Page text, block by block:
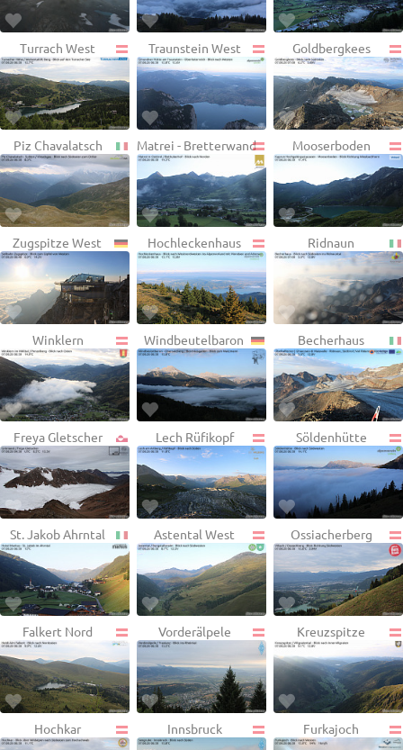
Turrach West Traunstein West Goldbergkees
Piz Chavalatsch Matrei - Bretterwand Mooserboden
Zugspitze West Hochleckenhaus Ridnaun
Winklern Windbeutelbaron Becherhaus
Freya Gletscher Lech Rüfikopf Söldenhütte
St. Jakob Ahrntal Astental West Ossiacherberg
Falkert Nord Vorderälpele Kreuzspitze
Hochkar Innsbruck Furkajoch